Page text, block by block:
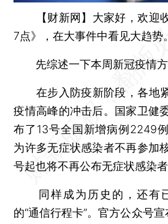
【财新网】 大家好，欢迎
7点》，在大事件中看见大趋势
先综述一下本周新冠疫情方
在步入防疫新阶段，各地
疫情高峰的冲击后。国家卫健
布了13号全国新增病例2249
为许多无症状感染者不再参加
号起也将不再公布无症状感染者
同样成为历史的，还有
的“通信行程卡”。官方公众号